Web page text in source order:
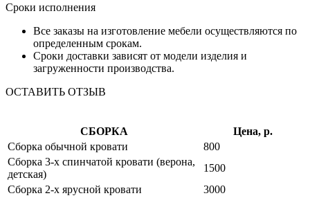
Сроки исполнения
Все заказы на изготовление мебели осуществляются по
определенным срокам.
Сроки доставки зависят от модели изделия и
загруженности производства.
ОСТАВИТЬ ОТЗЫВ
СБОРКА
Цена, р.
Сборка обычной кровати
800
Сборка 3-х спинчатой кровати (верона,
детская)
1500
Сборка 2-х ярусной кровати
3000